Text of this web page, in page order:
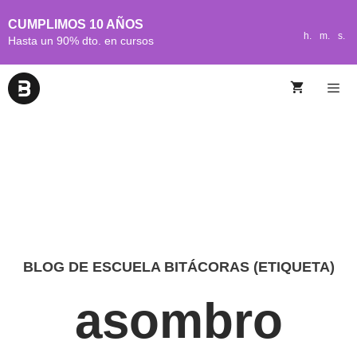
CUMPLIMOS 10 AÑOS
Hasta un 90% dto. en cursos h. m. s.
BLOG DE ESCUELA BITÁCORAS (ETIQUETA)
asombro